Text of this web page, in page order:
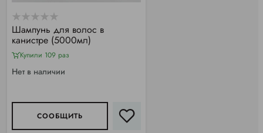
Шампунь для волос в
канистре (5000мл)
Купили 109 раз
Нет в наличии
СООБЩИТЬ